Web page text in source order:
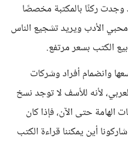
وجدت ركنًا بالمكتبة مخصصًا
الأدب ويريد تشجيع الناس
الكتب بسعر مرتفع.
وانضمام أفراد وشركات
لأنه للأسف لا توجد نسخ
الهامة حتى الآن، فإذا كان
أين يمكننا قراءة الكتب